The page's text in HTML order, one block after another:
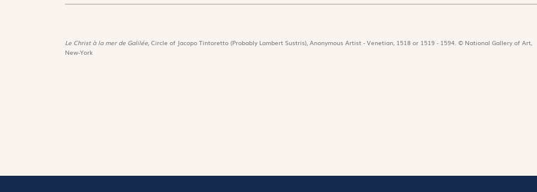
Le Christ à la mer de Galilée, Circle of Jacopo Tintoretto (Probably Lambert Sustris), Anonymous Artist - Venetian, 1518 or 1519 - 1594. © National Gallery of Art,
New-York